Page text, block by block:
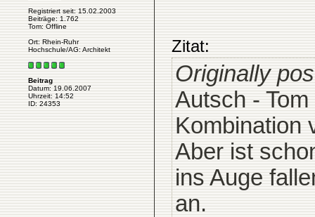
Registriert seit: 15.02.2003
Beiträge: 1.762
Tom: Offline
Ort: Rhein-Ruhr
Hochschule/AG: Architekt
Beitrag
Datum: 19.06.2007
Uhrzeit: 14:52
ID: 24353
Zitat:
Originally
Autsch -
Kombination
Aber ist
ins Auge
an.